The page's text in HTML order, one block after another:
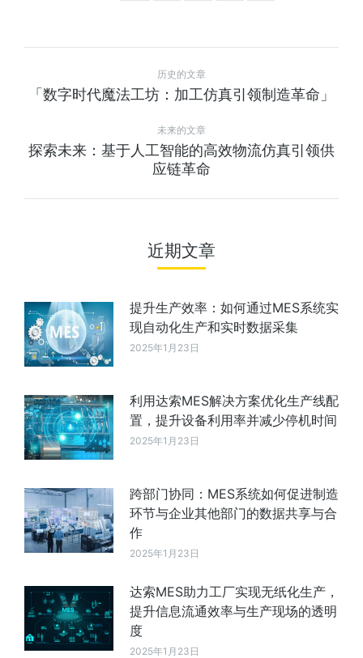
历史的文章
「数字时代魔法工坊：加工仿真引领制造革命」
未来的文章
探索未来：基于人工智能的高效物流仿真引领供
应链革命
近期文章
提升生产效率：如何通过MES系统实
现自动化生产和实时数据采集
2025年1月23日
利用达索MES解决方案优化生产线配
置，提升设备利用率并减少停机时间
2025年1月23日
跨部门协同：MES系统如何促进制造
环节与企业其他部门的数据共享与合
作
2025年1月23日
达索MES助力工厂实现无纸化生产，
提升信息流通效率与生产现场的透明
度
2025年1月23日